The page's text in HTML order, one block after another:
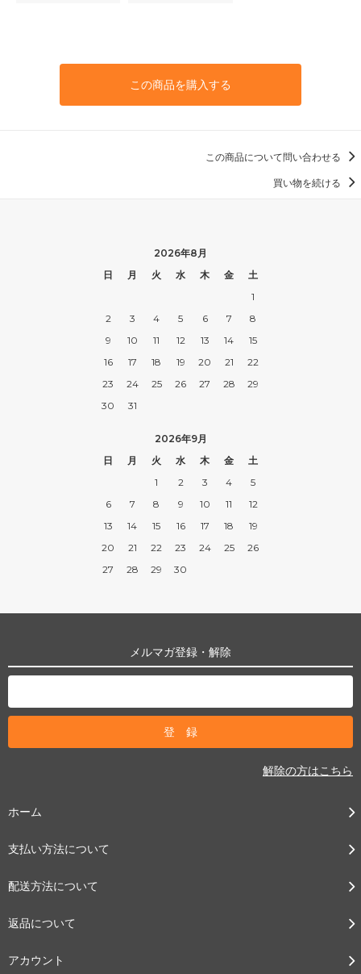
この商品を購入する
この商品について問い合わせる
買い物を続ける
2026年8月
日
月 火 水 木 金
土
1
2
3 4 5 6 7
8
9
10 11 12 13 14
15
16
17 18 19 20 21
22
23
24 25 26 27 28
29
30
31
2026年9月
日
月 火 水 木 金
土
1
2 3 4
5
6
7 8 9 10 11
12
13
14 15 16 17 18
19
20
21 22 23 24 25
26
27
28 29 30
メルマガ登録・解除
解除の方はこちら
ホーム
支払い方法について
配送方法について
返品について
アカウント